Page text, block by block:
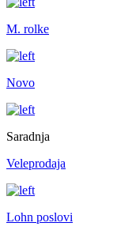
M. rolke
Novo
Saradnja
Veleprodaja
Lohn poslovi